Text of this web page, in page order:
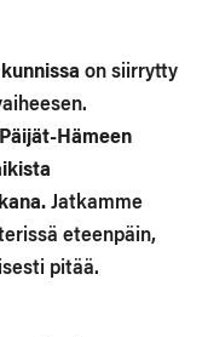
on siirrytty
Hämeen
Jatkamme
eteenpäin,
pitää.